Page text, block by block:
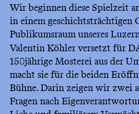
Wir beginnen diese Spielzeit
in einem geschichtsträchtigen
Publikumsraum unseres
Valentin Köhler versetzt für
150jährige Mosterei aus der
macht sie für die beiden
Bühne. Darin zeigen wir zwei
Fragen nach